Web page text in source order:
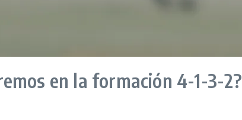
en la formación 4-1-3-2?